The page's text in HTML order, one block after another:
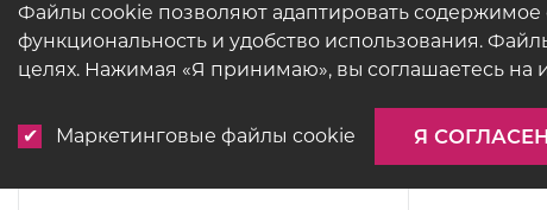
Файлы cookie позволяют адаптировать
функциональность и удобство использования.
целях. Нажимая «Я принимаю», вы соглашаетесь
Маркетинговые файлы cookie Я СОГЛАСЕН